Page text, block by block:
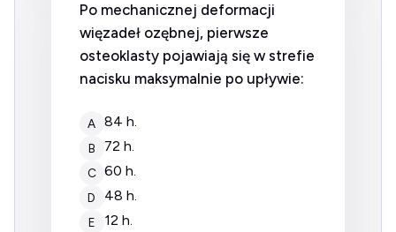
Po mechanicznej deformacji
więzadeł ozębnej, pierwsze
osteoklasty pojawiają się w strefie
nacisku maksymalnie po upływie:
A 84 h.
B 72 h.
C 60 h.
D 48 h.
E 12 h.